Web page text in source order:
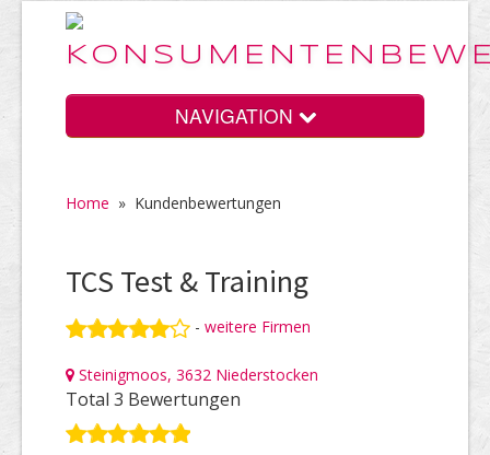
NAVIGATION
Home
Vorteile
Preise
Home » Kundenbewertungen
TCS Test & Training
- weitere Firmen
Steinigmoos, 3632 Niederstocken
Total 3 Bewertungen